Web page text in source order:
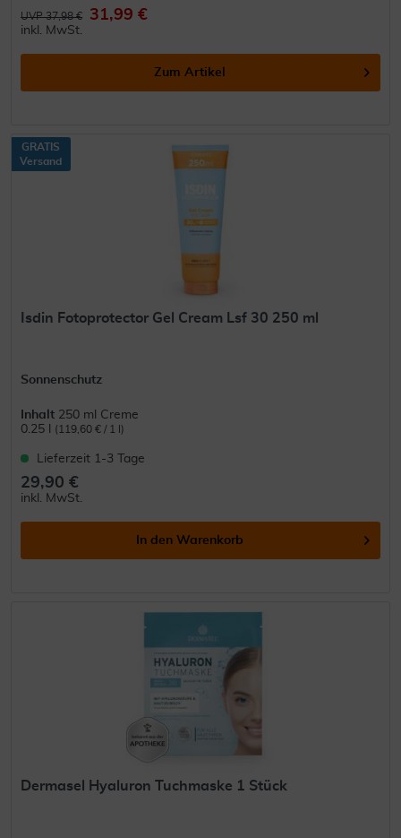
UVP 37,98 € 31,99 €
inkl. MwSt.
Zum Artikel
GRATIS
Versand
Isdin Fotoprotector Gel Cream Lsf 30 250 ml
Sonnenschutz
Inhalt 250 ml Creme
0.25 l
(119,60 € / 1 l)
Lieferzeit 1-3 Tage
29,90 €
inkl. MwSt.
In den Warenkorb
Dermasel Hyaluron Tuchmaske 1 Stück